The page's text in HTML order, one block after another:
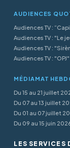
AUDIENCES
Audiences TV :
Audiences TV : "Le
Audiences TV :
Audiences TV :
MÉDIAMAT
Du 15 au 21 juillet
Du 07 au 13 juillet
Du 01 au 07 juillet
Du 09 au 15 juin
LES SERVICES